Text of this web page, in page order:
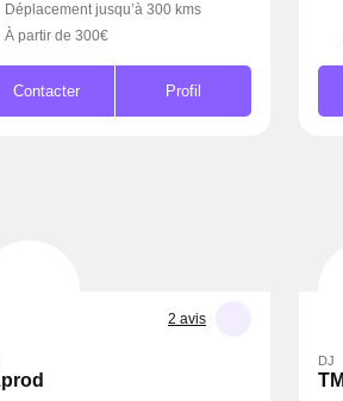
Déplacement jusqu’à 300 kms
À partir de 300€
Contacter Profil
2 avis
DJ